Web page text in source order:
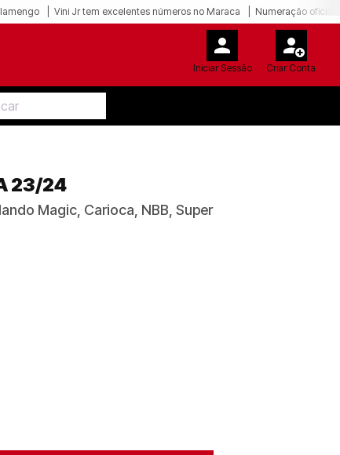
Vini Jr tem excelentes números no Maraca Numeração oficial
Iniciar Sessão Criar Conta
23/24
Magic, Carioca, NBB, Super